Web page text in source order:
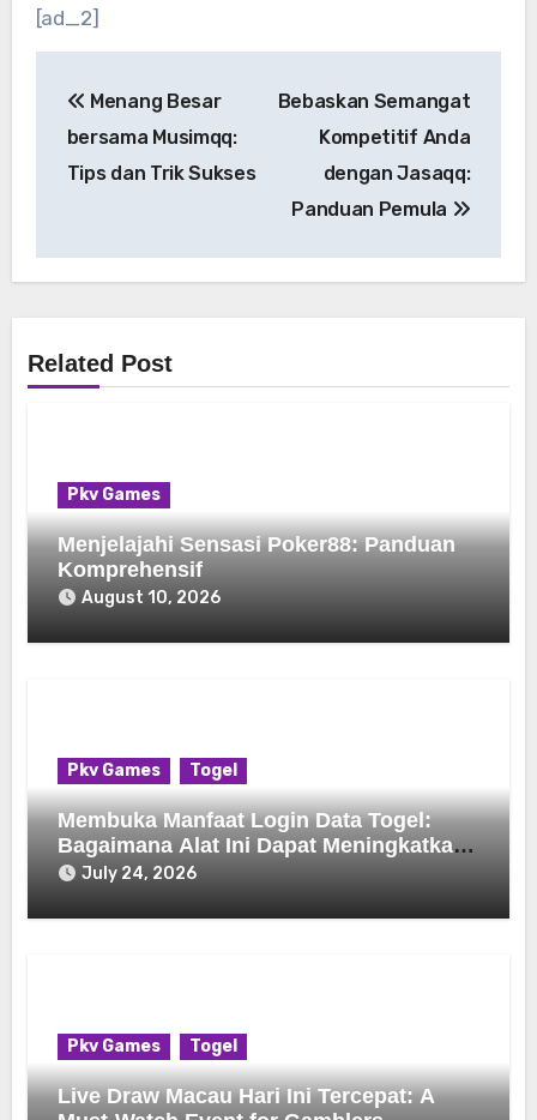
[ad_2]
navigation
Menang Besar
bersama Musimqq:
Tips dan Trik Sukses
Bebaskan Semangat
Kompetitif Anda
dengan Jasaqq:
Panduan Pemula
Related Post
Pkv Games
Menjelajahi Sensasi Poker88: Panduan
Komprehensif
August 10, 2026
Pkv Games Togel
Membuka Manfaat Login Data Togel:
Bagaimana Alat Ini Dapat Meningkatkan
Pengalaman Bermain Game Anda
July 24, 2026
Pkv Games Togel
Live Draw Macau Hari Ini Tercepat: A